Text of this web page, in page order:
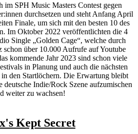
im SPH Music Masters Contest gegen
durchsetzen und steht Anfang April
Finale, um sich mit den besten 10 des
Im Oktober 2022 veröffentlichten die 4
Single „Golden Cage“, welche durch
schon über 10.000 Aufrufe auf Youtube
kommende Jahr 2023 sind schon viele
in Planung und auch die nächsten
in den Startlöchern. Die Erwartung bleibt
deutsche Indie/Rock Szene aufzumischen
weiter zu wachsen!
Kept Secret